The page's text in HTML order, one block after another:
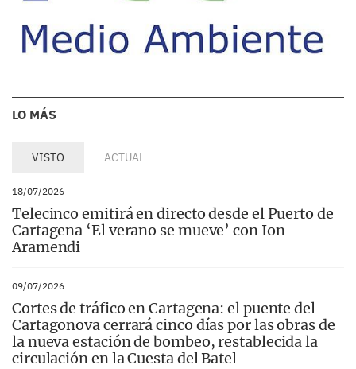
LO MÁS
VISTO ACTUAL
18/07/2026
Telecinco emitirá en directo desde el Puerto de
Cartagena ‘El verano se mueve’ con Ion
Aramendi
09/07/2026
Cortes de tráfico en Cartagena: el puente del
Cartagonova cerrará cinco días por las obras de
la nueva estación de bombeo, restablecida la
circulación en la Cuesta del Batel